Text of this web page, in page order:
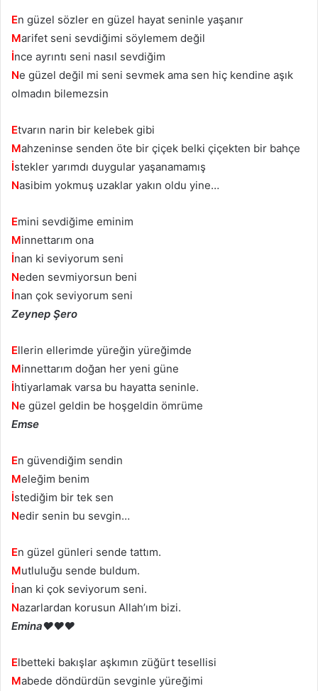
En güzel sözler en güzel hayat seninle yaşanır
Marifet seni sevdiğimi söylemem değil
İnce ayrıntı seni nasıl sevdiğim
Ne güzel değil mi seni sevmek ama sen hiç kendine aşık
olmadın bilemezsin
Etvarın narin bir kelebek gibi
Mahzeninse senden öte bir çiçek belki çiçekten bir bahçe
İstekler yarımdı duygular yaşanamamış
Nasibim yokmuş uzaklar yakın oldu yine…
Emini sevdiğime eminim
Minnettarım ona
İnan ki seviyorum seni
Neden sevmiyorsun beni
İnan çok seviyorum seni
Zeynep Şero
Ellerin ellerimde yüreğin yüreğimde
Minnettarım doğan her yeni güne
İhtiyarlamak varsa bu hayatta seninle.
Ne güzel geldin be hoşgeldin ömrüme
Emse
En güvendiğim sendin
Meleğim benim
İstediğim bir tek sen
Nedir senin bu sevgin…
En güzel günleri sende tattım.
Mutluluğu sende buldum.
İnan ki çok seviyorum seni.
Nazarlardan korusun Allah’ım bizi.
Emina❤❤❤
Elbetteki bakışlar aşkımın züğürt tesellisi
Mabede döndürdün sevginle yüreğimi